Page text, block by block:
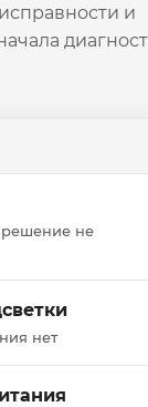
и
не
нет